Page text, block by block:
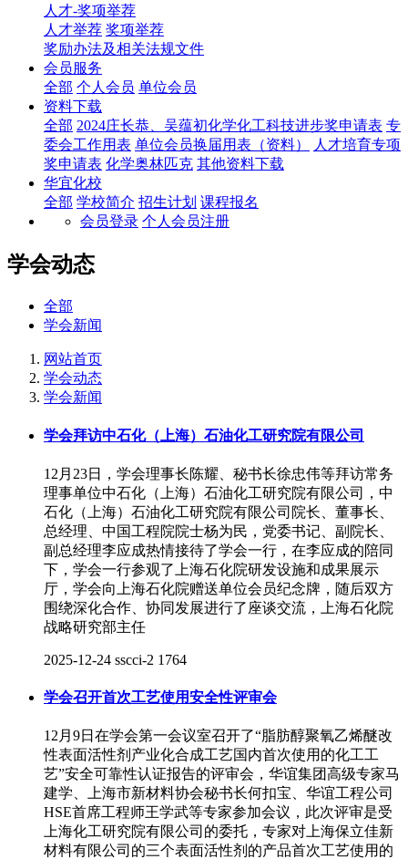
人才-奖项举荐
人才举荐 奖项举荐
奖励办法及相关法规文件
会员服务
全部 个人会员 单位会员
资料下载
全部 2024庄长恭、吴蕴初化学化工科技进步奖申请表 专
委会工作用表 单位会员换届用表（资料）
人才培育专项
奖申请表 化学奥林匹克 其他资料下载
华宜化校
全部 学校简介 招生计划 课程报名
会员登录 个人会员注册
学会动态
全部
学会新闻
网站首页
学会动态
学会新闻
学会拜访中石化（上海）石油化工研究院有限公司
12月23日，学会理事长陈耀、秘书长徐忠伟等拜访常务
理事单位中石化（上海）石油化工研究院有限公司，中
石化（上海）石油化工研究院有限公司院长、董事长、
总经理、中国工程院院士杨为民，党委书记、副院长、
副总经理李应成热情接待了学会一行，在李应成的陪同
下，学会一行参观了上海石化院研发设施和成果展示
厅，学会向上海石化院赠送单位会员纪念牌，随后双方
围绕深化合作、协同发展进行了座谈交流，上海石化院
战略研究部主任
2025-12-24 sscci-2 1764
学会召开首次工艺使用安全性评审会
12月9日在学会第一会议室召开了“脂肪醇聚氧乙烯醚改
性表面活性剂产业化合成工艺国内首次使用的化工工
艺”安全可靠性认证报告的评审会，华谊集团高级专家马
建学、上海市新材料协会秘书长何扣宝、华谊工程公司
HSE首席工程师王学武等专家参加会议，此次评审是受
上海化工研究院有限公司的委托，专家对上海保立佳新
材料有限公司的三个表面活性剂的产品首次工艺使用的